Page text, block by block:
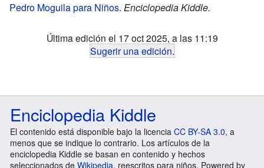
Pedro Moguila para Niños. Enciclopedia Kiddle.
Última edición el 17 oct 2025, a las 11:19
Sugerir una edición.
Enciclopedia Kiddle
El contenido está disponible bajo la licencia CC BY-SA 3.0, a
menos que se indique lo contrario. Los artículos de la
enciclopedia Kiddle se basan en contenido y hechos
seleccionados de Wikipedia, reescritos para niños. Powered by